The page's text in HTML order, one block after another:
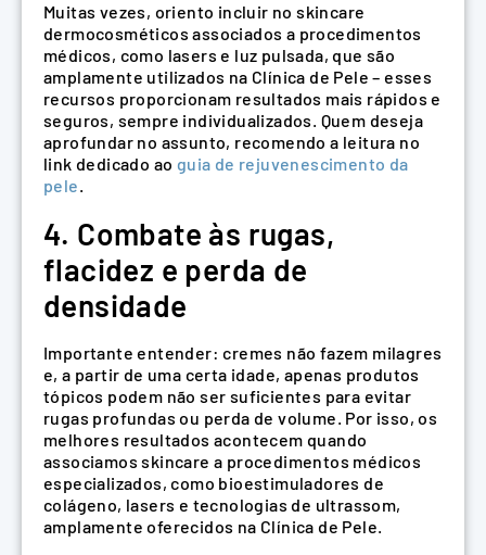
Muitas vezes, oriento incluir no skincare
dermocosméticos associados a procedimentos
médicos, como lasers e luz pulsada, que são
amplamente utilizados na Clínica de Pele – esses
recursos proporcionam resultados mais rápidos e
seguros, sempre individualizados. Quem deseja
aprofundar no assunto, recomendo a leitura no
link dedicado ao guia de rejuvenescimento da
pele.
4. Combate às rugas,
flacidez e perda de
densidade
Importante entender: cremes não fazem milagres
e, a partir de uma certa idade, apenas produtos
tópicos podem não ser suficientes para evitar
rugas profundas ou perda de volume. Por isso, os
melhores resultados acontecem quando
associamos skincare a procedimentos médicos
especializados, como bioestimuladores de
colágeno, lasers e tecnologias de ultrassom,
amplamente oferecidos na Clínica de Pele.